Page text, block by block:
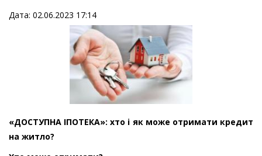
Дата: 02.06.2023 17:14
«ДОСТУПНА ІПОТЕКА»: хто і як може отримати кредит
на житло?